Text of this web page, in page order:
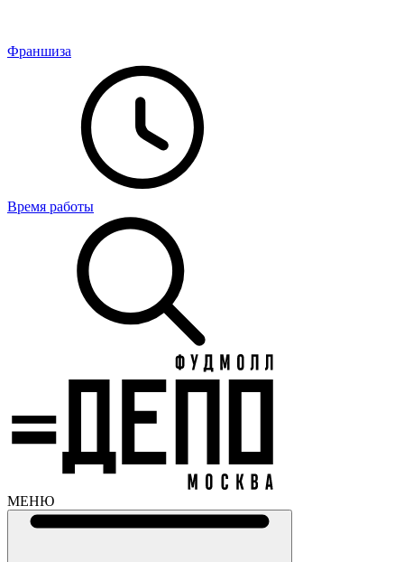
Франшиза
Время работы
МЕНЮ